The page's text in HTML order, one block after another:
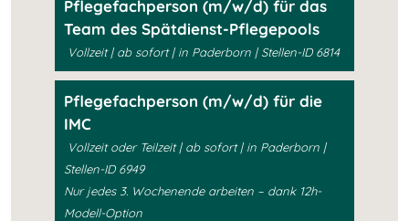
Pflegefachperson (m/w/d) für das
Team des Spätdienst-Pflegepools
Vollzeit | ab sofort | in Paderborn | Stellen-ID 6814
Pflegefachperson (m/w/d) für die
IMC
Vollzeit oder Teilzeit | ab sofort | in Paderborn |
Stellen-ID 6949
Nur jedes 3. Wochenende arbeiten – dank 12h-
Modell-Option